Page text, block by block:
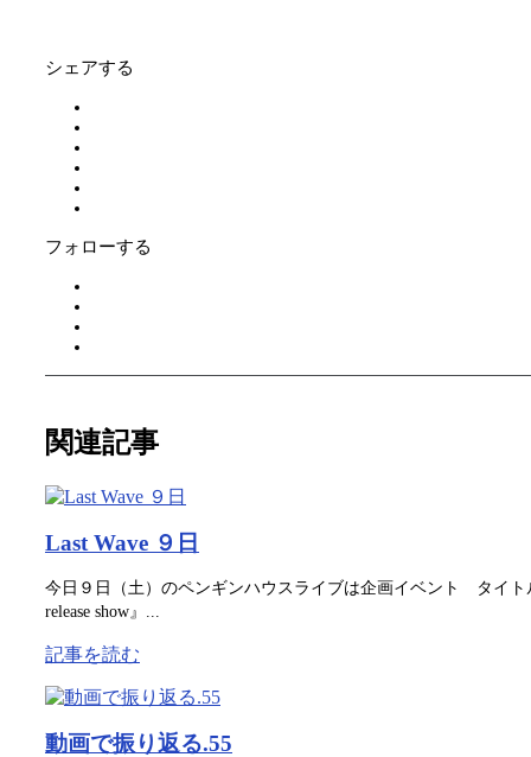
シェアする
フォローする
関連記事
Last Wave ９日
今日９日（土）のペンギンハウスライブは企画イベント タイト
release show』...
記事を読む
動画で振り返る.55